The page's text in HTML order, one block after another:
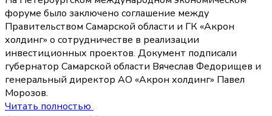
форуме было заключено соглашение между
Правительством Самарской области и ГК «Акрон
холдинг» о сотрудничестве в реализации
инвестиционных проектов. Документ подписали
губернатор Самарской области Вячеслав Федорищев и
генеральный директор АО «Акрон холдинг» Павел
Морозов.
Читать полностью